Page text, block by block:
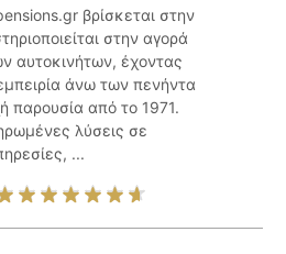
βρίσκεται στην
στην αγορά
αυτοκινήτων, έχοντας
άνω των πενήντα
παρουσία από το 1971.
λύσεις σε
...